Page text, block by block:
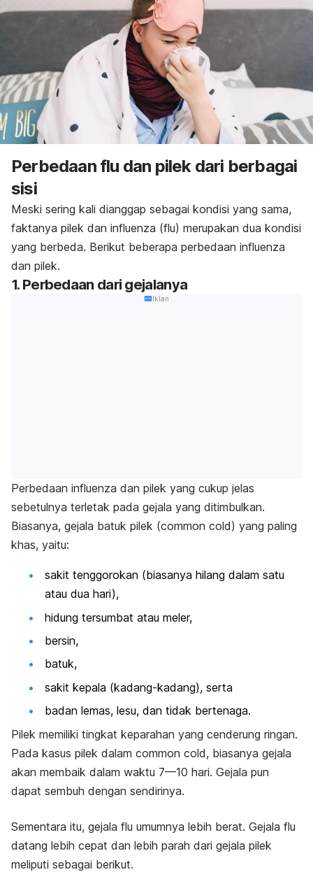
Perbedaan flu dan pilek dari berbagai
sisi
Meski sering kali dianggap sebagai kondisi yang sama,
faktanya pilek dan influenza (flu) merupakan dua kondisi
yang berbeda. Berikut beberapa perbedaan influenza
dan pilek.
1. Perbedaan dari gejalanya
Iklan
Perbedaan influenza dan pilek yang cukup jelas
sebetulnya terletak pada gejala yang ditimbulkan.
Biasanya, gejala batuk pilek (common cold) yang paling
khas, yaitu:
sakit tenggorokan (biasanya hilang dalam satu
atau dua hari),
hidung tersumbat atau meler,
bersin,
batuk,
sakit kepala (kadang-kadang), serta
badan lemas, lesu, dan tidak bertenaga.
Pilek memiliki tingkat keparahan yang cenderung ringan.
Pada kasus pilek dalam common cold, biasanya gejala
akan membaik dalam waktu 7—10 hari. Gejala pun
dapat sembuh dengan sendirinya.
Sementara itu, gejala flu umumnya lebih berat. Gejala flu
datang lebih cepat dan lebih parah dari gejala pilek
meliputi sebagai berikut.